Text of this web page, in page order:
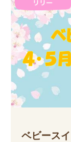
ベビース